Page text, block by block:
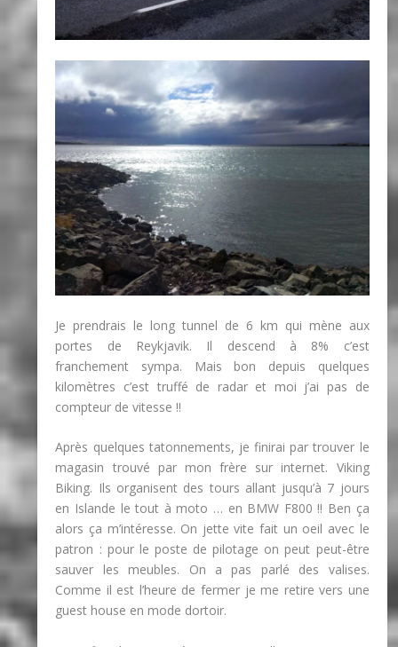
Je prendrais le long tunnel de 6 km qui mène aux
portes de Reykjavik. Il descend à 8% c’est
franchement sympa. Mais bon depuis quelques
kilomètres c’est truffé de radar et moi j’ai pas de
compteur de vitesse !!
Après quelques tatonnements, je finirai par trouver le
magasin trouvé par mon frère sur internet. Viking
Biking. Ils organisent des tours allant jusqu’à 7 jours
en Islande le tout à moto … en BMW F800 !! Ben ça
alors ça m’intéresse. On jette vite fait un oeil avec le
patron : pour le poste de pilotage on peut peut-être
sauver les meubles. On a pas parlé des valises.
Comme il est l’heure de fermer je me retire vers une
guest house en mode dortoir.